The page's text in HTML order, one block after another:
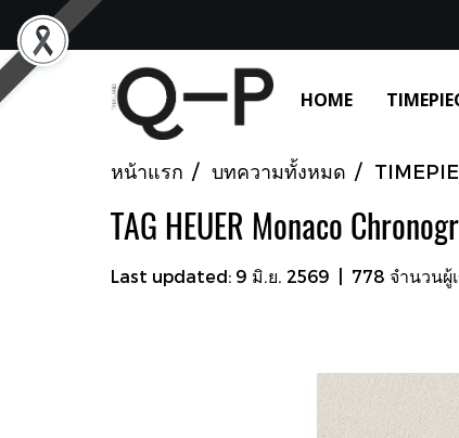
HOME
หน้าแรก บทความทั้งหมด
TAG HEUER Monaco
Last updated: 9 มิ.ย. 2569 778 จำนวนผู้